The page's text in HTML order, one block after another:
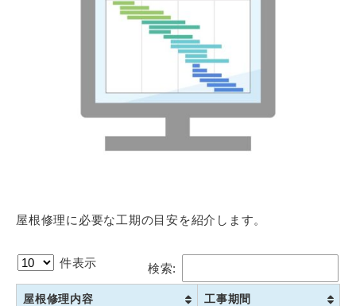
屋根修理に必要な工期の目安を紹介します。
件表示 検索:
屋根修理内容 工事期間